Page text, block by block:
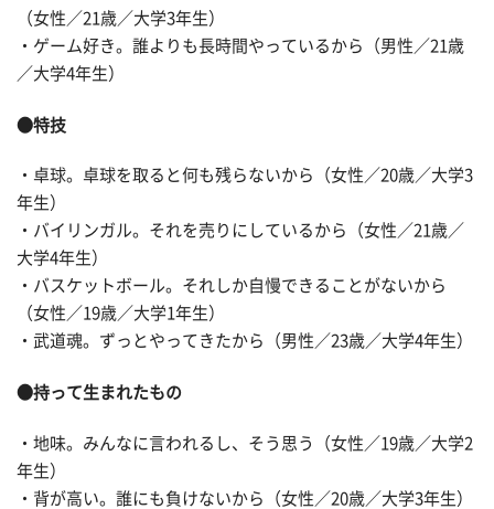
（女性／21歳／大学3年生）
・ゲーム好き。誰よりも長時間やっているから（男性／21歳
／大学4年生）
●特技
・卓球。卓球を取ると何も残らないから（女性／20歳／大学3
年生）
・バイリンガル。それを売りにしているから（女性／21歳／
大学4年生）
・バスケットボール。それしか自慢できることがないから
（女性／19歳／大学1年生）
・武道魂。ずっとやってきたから（男性／23歳／大学4年生）
●持って生まれたもの
・地味。みんなに言われるし、そう思う（女性／19歳／大学2
年生）
・背が高い。誰にも負けないから（女性／20歳／大学3年生）